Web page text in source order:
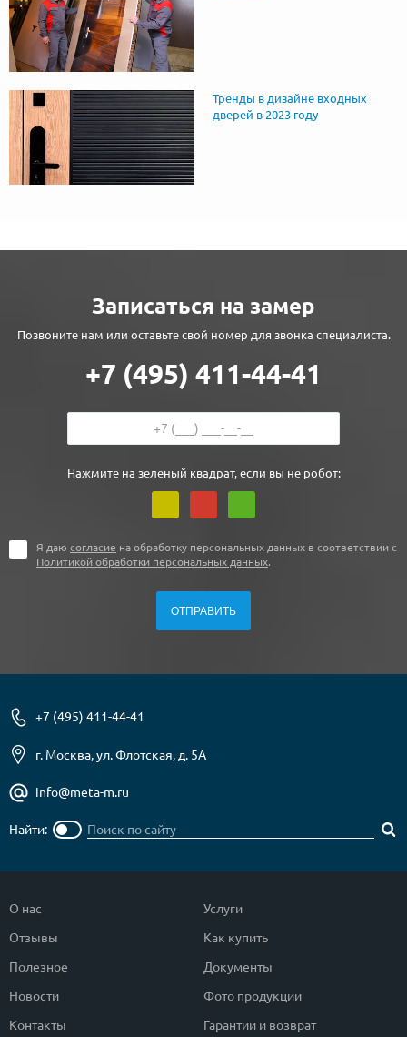
Тренды в дизайне входных
дверей в 2023 году
Записаться на замер
Позвоните нам или оставьте свой номер для звонка специалиста.
+7 (495) 411-44-41
Нажмите на зеленый квадрат, если вы не робот:
Я даю согласие на обработку персональных данных в соответствии с
Политикой обработки персональных данных.
+7 (495) 411-44-41
г. Москва, ул. Флотская, д. 5А
info@meta-m.ru
Найти:
О нас
Отзывы
Полезное
Новости
Контакты
Услуги
Как купить
Документы
Фото продукции
Гарантии и возврат